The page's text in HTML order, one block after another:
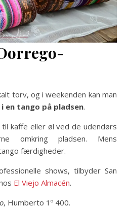
torv, og i weekenden kan man
i en tango på pladsen.
kaffe eller øl ved de udendørs
omkring pladsen. Mens
færdigheder.
shows, tilbyder San
El Viejo Almacén.
, Humberto 1º 400.